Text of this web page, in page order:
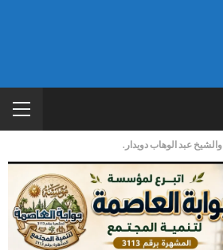
والشيخ عبد الوهاب دويدار.